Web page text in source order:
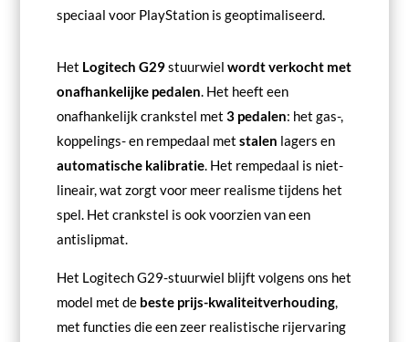
speciaal voor PlayStation is geoptimaliseerd.
Het Logitech G29stuurwielwordt verkocht met
onafhankelijke pedalen. Het heeft een
onafhankelijk crankstel met3 pedalen: het gas-,
koppelings- en rempedaal metstalen lagers en
automatische kalibratie. Het rempedaal is niet-
lineair, wat zorgt voor meer realisme tijdens het
spel. Het crankstel is ook voorzien van een
antislipmat.
Het Logitech G29-stuurwiel blijft volgens ons het
model met de beste prijs-kwaliteitverhouding,
met functies die een zeer realistische rijervaring